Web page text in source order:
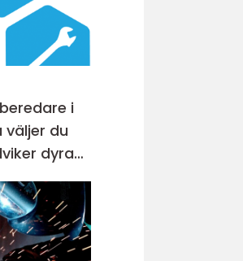
i
dyra